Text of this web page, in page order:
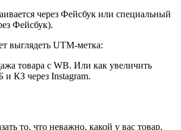
через Фейсбук или специальный
Фейсбук).
выглядеть UTM-метка:
то, что неважно, какой у вас товар,